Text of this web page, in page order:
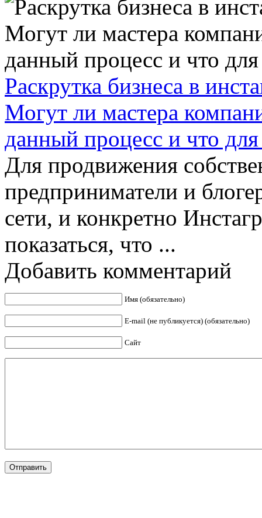
Раскрутка бизнеса в
Могут ли мастера
данный процесс и что для
Для продвижения
предприниматели и
сети, и конкретно
показаться, что ...
Добавить комментарий
Имя (обязательно)
E-mail (не публикуется) (обязательно)
Сайт